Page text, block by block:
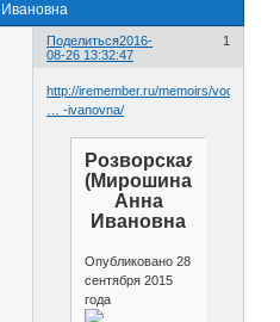
Поделиться 1
2016-
08-26 13:32:47
http://iremember.ru/memoirs/voditeli/ro
… -ivanovna/
Розворская
(Мирошина)
Анна
Ивановна
Опубликовано 28
сентября 2015
года